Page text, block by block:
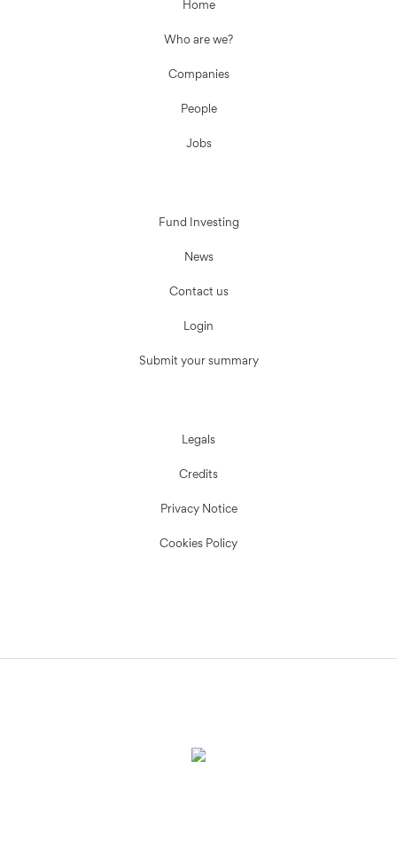
Home
Who are we?
Companies
People
Jobs
Fund Investing
News
Contact us
Login
Submit your summary
Legals
Credits
Privacy Notice
Cookies Policy